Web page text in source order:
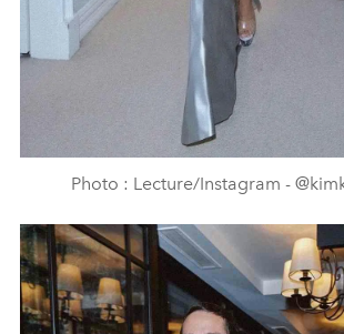
Photo : Lecture/Instagram -